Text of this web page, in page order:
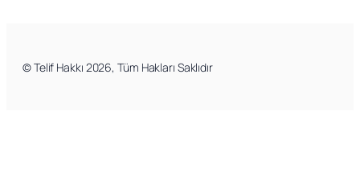
© Telif Hakkı 2026, Tüm Hakları Saklıdır